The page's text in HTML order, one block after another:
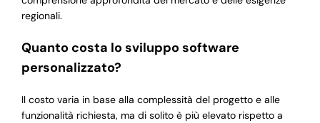
regionali.
Quanto costa lo sviluppo software
personalizzato?
Il costo varia in base alla complessità del progetto e alle
funzionalità richiesta, ma di solito è più elevato rispetto a